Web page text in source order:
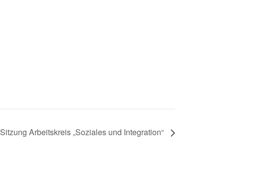
Sitzung Arbeitskreis „Soziales und Integration“